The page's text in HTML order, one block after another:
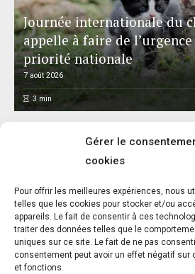
Gérer le
cookies
Pour offrir les meilleures expériences, nous
telles que les cookies pour stocker et/ou
appareils. Le fait de consentir à ces
traiter des données telles que le
uniques sur ce site. Le fait de ne pas
consentement peut avoir un effet négatif sur
et fonctions.
Journée internationale du
appelle à faire de
priorité nationale
7 août 2026
3 min
L’association FUTUR
des « tirs sanitaires » sur
sauvages déjà victimes de
d’Achères-la-Forêt
7 août 2026